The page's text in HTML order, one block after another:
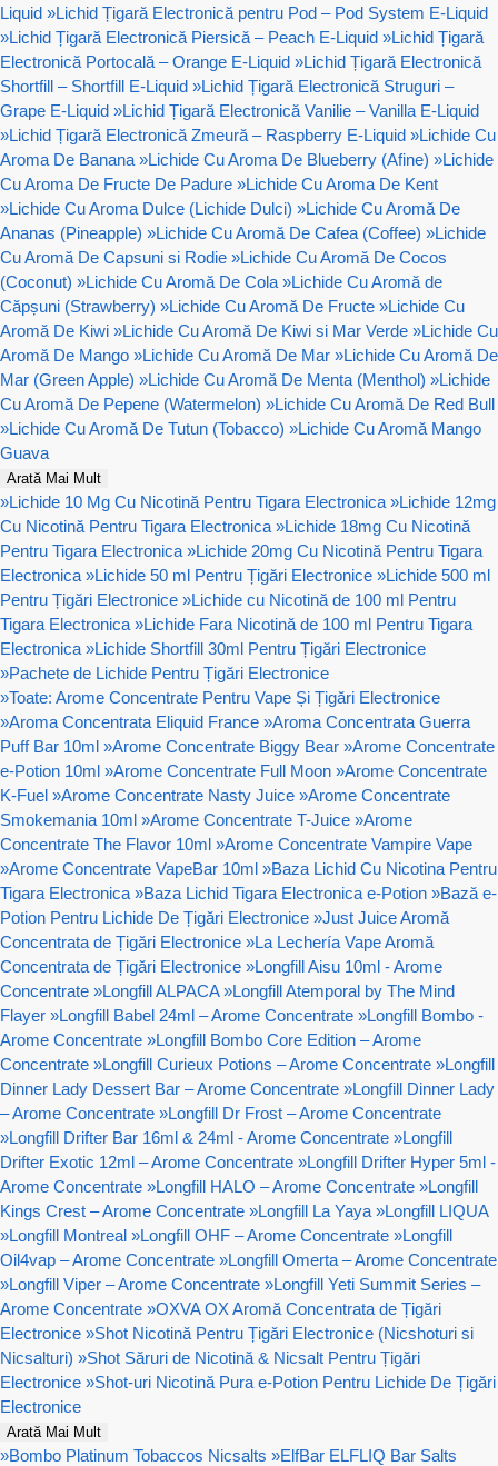
Liquid »Lichid Țigară Electronică pentru Pod – Pod System E-Liquid
»Lichid Țigară Electronică Piersică – Peach E-Liquid »Lichid Țigară
Electronică Portocală – Orange E-Liquid »Lichid Țigară Electronică
Shortfill – Shortfill E-Liquid »Lichid Țigară Electronică Struguri –
Grape E-Liquid »Lichid Țigară Electronică Vanilie – Vanilla E-Liquid
»Lichid Țigară Electronică Zmeură – Raspberry E-Liquid »Lichide Cu
Aroma De Banana »Lichide Cu Aroma De Blueberry (Afine) »Lichide
Cu Aroma De Fructe De Padure »Lichide Cu Aroma De Kent
»Lichide Cu Aroma Dulce (Lichide Dulci) »Lichide Cu Aromă De
Ananas (Pineapple) »Lichide Cu Aromă De Cafea (Coffee) »Lichide
Cu Aromă De Capsuni si Rodie »Lichide Cu Aromă De Cocos
(Coconut) »Lichide Cu Aromă De Cola »Lichide Cu Aromă de
Căpșuni (Strawberry) »Lichide Cu Aromă De Fructe »Lichide Cu
Aromă De Kiwi »Lichide Cu Aromă De Kiwi si Mar Verde »Lichide Cu
Aromă De Mango »Lichide Cu Aromă De Mar »Lichide Cu Aromă De
Mar (Green Apple) »Lichide Cu Aromă De Menta (Menthol) »Lichide
Cu Aromă De Pepene (Watermelon) »Lichide Cu Aromă De Red Bull
»Lichide Cu Aromă De Tutun (Tobacco) »Lichide Cu Aromă Mango
Guava
Arată Mai Mult
»Lichide 10 Mg Cu Nicotină Pentru Tigara Electronica »Lichide 12mg
Cu Nicotină Pentru Tigara Electronica »Lichide 18mg Cu Nicotină
Pentru Tigara Electronica »Lichide 20mg Cu Nicotină Pentru Tigara
Electronica »Lichide 50 ml Pentru Țigări Electronice »Lichide 500 ml
Pentru Țigări Electronice »Lichide cu Nicotină de 100 ml Pentru
Tigara Electronica »Lichide Fara Nicotină de 100 ml Pentru Tigara
Electronica »Lichide Shortfill 30ml Pentru Țigări Electronice
»Pachete de Lichide Pentru Țigări Electronice
»Toate: Arome Concentrate Pentru Vape Și Țigări Electronice
»Aroma Concentrata Eliquid France »Aroma Concentrata Guerra
Puff Bar 10ml »Arome Concentrate Biggy Bear »Arome Concentrate
e-Potion 10ml »Arome Concentrate Full Moon »Arome Concentrate
K-Fuel »Arome Concentrate Nasty Juice »Arome Concentrate
Smokemania 10ml »Arome Concentrate T-Juice »Arome
Concentrate The Flavor 10ml »Arome Concentrate Vampire Vape
»Arome Concentrate VapeBar 10ml »Baza Lichid Cu Nicotina Pentru
Tigara Electronica »Baza Lichid Tigara Electronica e-Potion »Bază e-
Potion Pentru Lichide De Țigări Electronice »Just Juice Aromă
Concentrata de Țigări Electronice »La Lechería Vape Aromă
Concentrata de Țigări Electronice »Longfill Aisu 10ml - Arome
Concentrate »Longfill ALPACA »Longfill Atemporal by The Mind
Flayer »Longfill Babel 24ml – Arome Concentrate »Longfill Bombo -
Arome Concentrate »Longfill Bombo Core Edition – Arome
Concentrate »Longfill Curieux Potions – Arome Concentrate »Longfill
Dinner Lady Dessert Bar – Arome Concentrate »Longfill Dinner Lady
– Arome Concentrate »Longfill Dr Frost – Arome Concentrate
»Longfill Drifter Bar 16ml & 24ml - Arome Concentrate »Longfill
Drifter Exotic 12ml – Arome Concentrate »Longfill Drifter Hyper 5ml -
Arome Concentrate »Longfill HALO – Arome Concentrate »Longfill
Kings Crest – Arome Concentrate »Longfill La Yaya »Longfill LIQUA
»Longfill Montreal »Longfill OHF – Arome Concentrate »Longfill
Oil4vap – Arome Concentrate »Longfill Omerta – Arome Concentrate
»Longfill Viper – Arome Concentrate »Longfill Yeti Summit Series –
Arome Concentrate »OXVA OX Aromă Concentrata de Țigări
Electronice »Shot Nicotină Pentru Țigări Electronice (Nicshoturi si
Nicsalturi) »Shot Săruri de Nicotină & Nicsalt Pentru Țigări
Electronice »Shot-uri Nicotină Pura e-Potion Pentru Lichide De Țigări
Electronice
Arată Mai Mult
»Bombo Platinum Tobaccos Nicsalts »ElfBar ELFLIQ Bar Salts